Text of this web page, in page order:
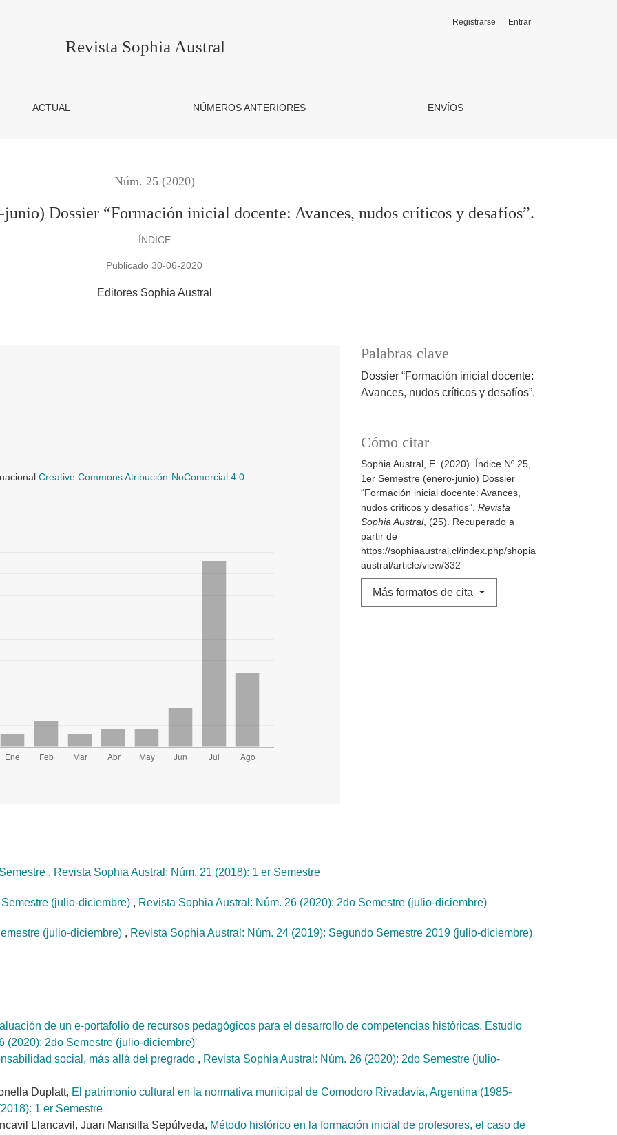
“Formación inicial docente: Avances, nudos críticos y desafíos”.
Revista Sophia Austral
ACTUAL NÚMEROS ANTERIORES ENVÍOS
Registrarse Entrar
Núm. 25 (2020)
junio) Dossier “Formación inicial docente: Avances, nudos críticos y desafíos”.
ÍNDICE
Publicado 30-06-2020
Editores Sophia Austral
Palabras clave
Dossier “Formación inicial docente:
Avances, nudos críticos y desafíos”.
Cómo citar
Sophia Austral, E. (2020). Índice Nº 25,
1er Semestre (enero-junio) Dossier
“Formación inicial docente: Avances,
nudos críticos y desafíos”. Revista
Sophia Austral, (25). Recuperado a
partir de
https://sophiaaustral.cl/index.php/shopia
austral/article/view/332
Más formatos de cita
Creative Commons Atribución-NoComercial 4.0.
, Revista Sophia Austral: Núm. 21 (2018): 1 er Semestre
Semestre (julio-diciembre) , Revista Sophia Austral: Núm. 26 (2020): 2do Semestre (julio-diciembre)
(julio-diciembre) , Revista Sophia Austral: Núm. 24 (2019): Segundo Semestre 2019 (julio-diciembre)
de un e-portafolio de recursos pedagógicos para el desarrollo de competencias históricas. Estudio
(2020): 2do Semestre (julio-diciembre)
social, más allá del pregrado , Revista Sophia Austral: Núm. 26 (2020): 2do Semestre (julio-
Duplatt, El patrimonio cultural en la normativa municipal de Comodoro Rivadavia, Argentina (1985-
1 er Semestre
Llancavil, Juan Mansilla Sepúlveda, Método histórico en la formación inicial de profesores, el caso de